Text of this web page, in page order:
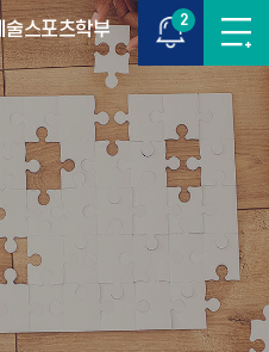
술스포츠학부 2